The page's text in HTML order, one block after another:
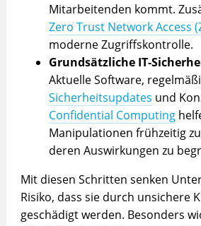
Mitarbeitenden kommt.
Zero Trust Network Access
moderne Zugriffskontrolle.
Grundsätzliche
Aktuelle Software,
Sicherheitsupdates und
Confidential Computing
Manipulationen frühzeitig
deren Auswirkungen zu
Mit diesen Schritten senken
Risiko, dass sie durch unsichere
geschädigt werden. Besonders